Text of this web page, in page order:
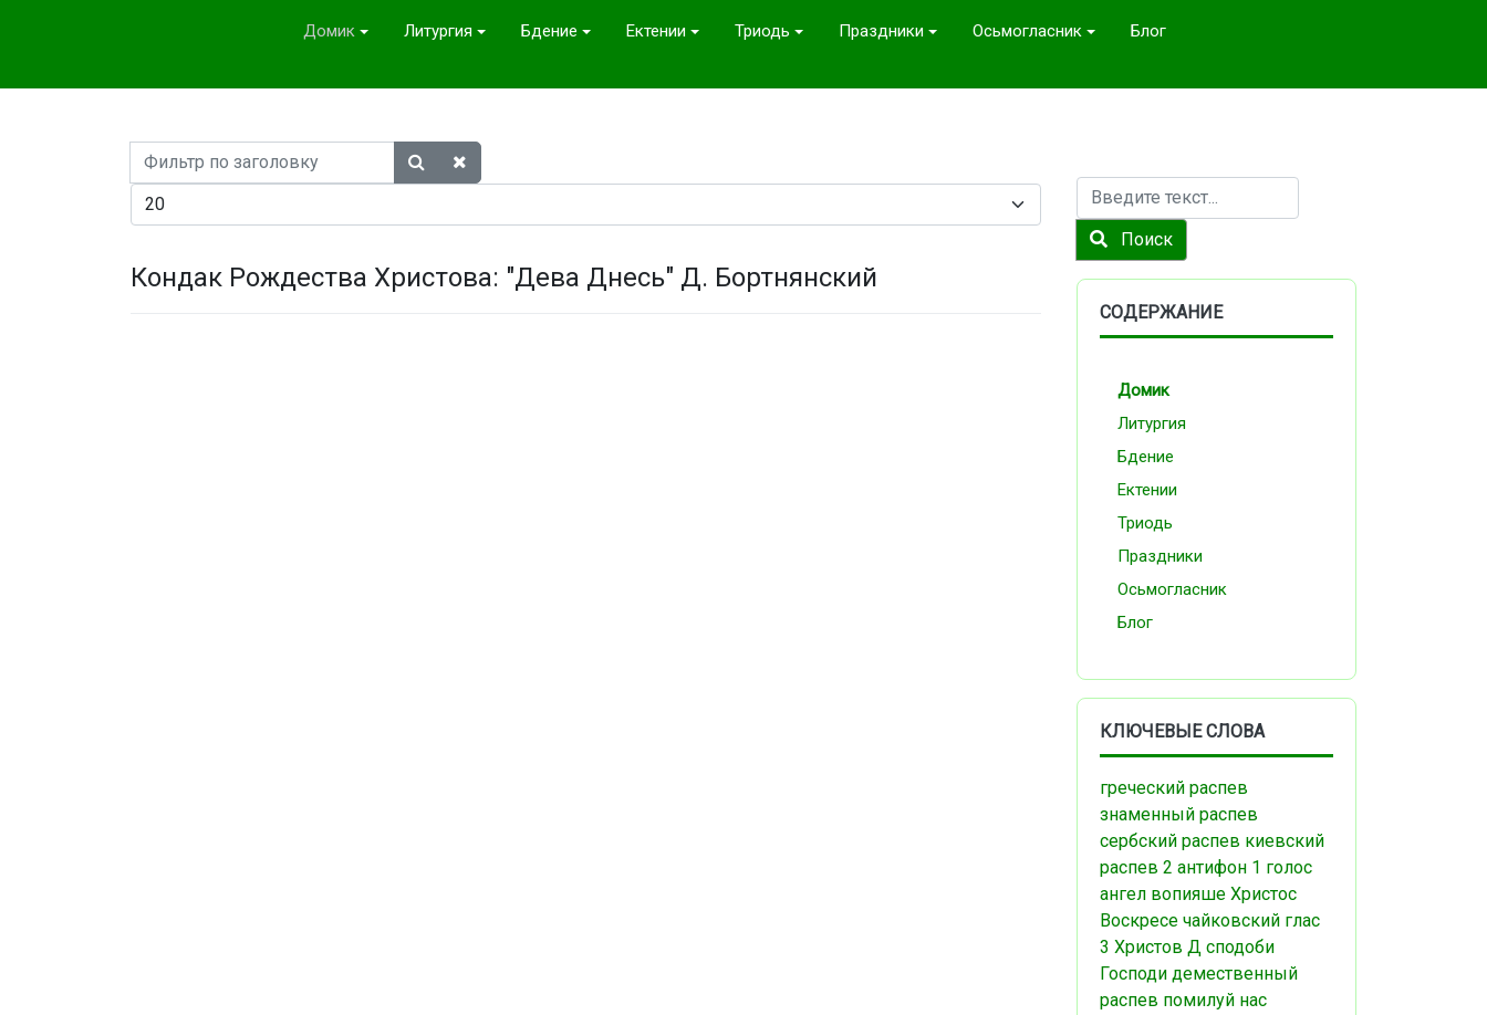
Домик Литургия Бдение Ектении Триодь Праздники Осьмогласник Блог
Фильтр
по
заголовку
Кол-во строк:
Кондак Рождества Христова: "Дева Днесь" Д. Бортнянский
Поиск
Поиск
СОДЕРЖАНИЕ
Домик
Литургия
Бдение
Ектении
Триодь
Праздники
Осьмогласник
Блог
КЛЮЧЕВЫЕ СЛОВА
греческий распев
знаменный распев
сербский распев киевский
распев 2 антифон 1 голос
ангел вопияше Христос
Воскресе чайковский глас
3 Христов Д сподоби
Господи демественный
распев помилуй нас